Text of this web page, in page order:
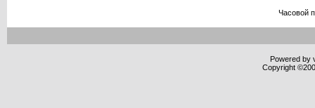
Часовой
Powered by
Copyright